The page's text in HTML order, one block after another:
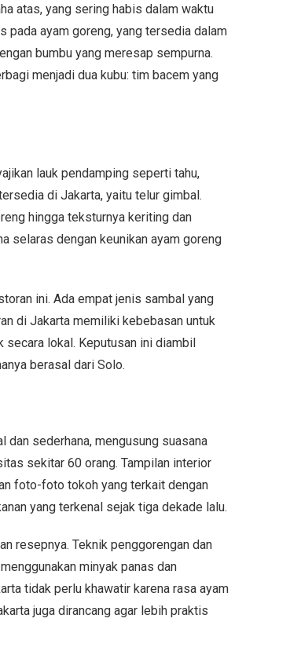
atas, yang sering habis dalam waktu
pada ayam goreng, yang tersedia dalam
bumbu yang meresap sempurna.
menjadi dua kubu: tim bacem yang
lauk pendamping seperti tahu,
di Jakarta, yaitu telur gimbal.
hingga teksturnya keriting dan
selaras dengan keunikan ayam goreng
ini. Ada empat jenis sambal yang
di Jakarta memiliki kebebasan untuk
secara lokal. Keputusan ini diambil
berasal dari Solo.
sederhana, mengusung suasana
sekitar 60 orang. Tampilan interior
foto-foto tokoh yang terkait dengan
yang terkenal sejak tiga dekade lalu.
resepnya. Teknik penggorengan dan
minyak panas dan
tidak perlu khawatir karena rasa ayam
juga dirancang agar lebih praktis